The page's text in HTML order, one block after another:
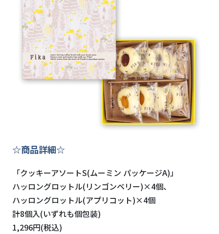
☆商品詳細☆
「クッキーアソートS(ムーミン パッケージA)」
ハッロングロットル(リンゴンベリー)×4個、
ハッロングロットル(アプリコット)×4個
計8個入(いずれも個包装)
1,296円(税込)